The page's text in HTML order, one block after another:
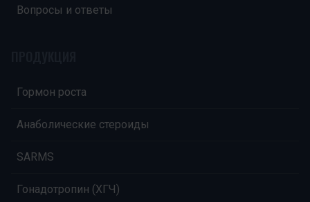
Вопросы и ответы
Гормон роста
Анаболические стероиды
SARMS
Гонадотропин (ХГЧ)